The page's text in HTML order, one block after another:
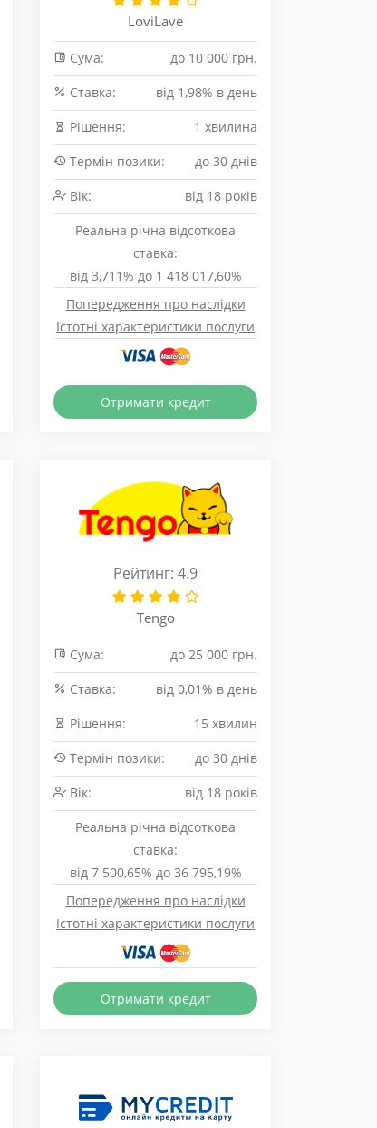
LoviLave
Сума:
до 10 000 грн.
Cтавка:
від 1,98% в день
Рішення:
1 хвилина
Термін позики:
до 30 днів
Вік:
від 18 років
Реальна річна відсоткова
ставка:
від 3,711% до 1 418 017,60%
Попередження про наслідки
Істотні характеристики послуги
Отримати кредит
Рейтинг: 4.9
Tengo
Сума:
до 25 000 грн.
Cтавка:
від 0,01% в день
Рішення:
15 хвилин
Термін позики:
до 30 днів
Вік:
від 18 років
Реальна річна відсоткова
ставка:
від 7 500,65% до 36 795,19%
Попередження про наслідки
Істотні характеристики послуги
Отримати кредит